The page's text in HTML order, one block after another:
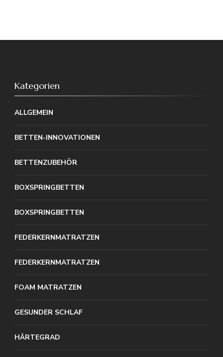
Kategorien
ALLGEMEIN
BETTEN-INNOVATIONEN
BETTENZUBEHÖR
BOXSPRINGBETTEN
BOXSPRINGBETTEN
FEDERKERNMATRATZEN
FEDERKERNMATRATZEN
FOAM MATRATZEN
GESUNDER SCHLAF
HÄRTEGRAD